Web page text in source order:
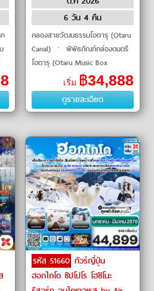
6 วัน 4 คืน
คลองสายวัฒนธรรมโอตารุ (Otaru
Canal) ㆍ พิพิธภัณฑ์กล่องดนตรี
โอตารุ (Otaru Music Box
Museum) ㆍ สะพานแขวนฟูตามิ
(Futami Suspension Bridge) ㆍ
นิงเกิ้ลเทอ
เริ่ม ฿34,888
ดูรายละเอียด
รหัส 51660 ทัวร์ญี่ปุ่น
ฮอกไกโด ซัปโปโร โฮชิโนะ